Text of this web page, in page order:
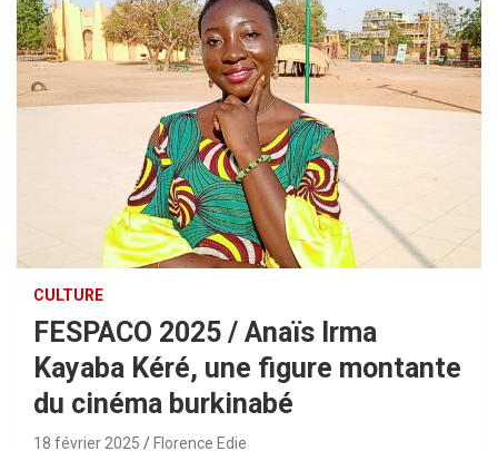
CULTURE
FESPACO 2025 / Anaïs Irma
Kayaba Kéré, une figure montante
du cinéma burkinabé
18 février 2025 Florence Edie